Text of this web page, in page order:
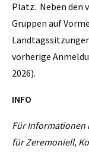
Platz. Neben den
Gruppen auf
vorherige
2026).
INFO
Für Informationen
für Zeremoniell,